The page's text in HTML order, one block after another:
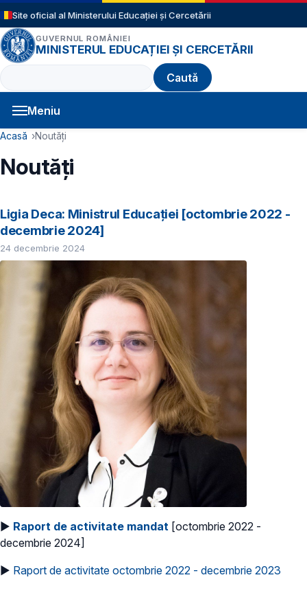
Sari la conținutul principal
Site oficial al Ministerului Educației și Cercetării
GUVERNUL ROMÂNIEI
MINISTERUL EDUCAȚIEI ȘI CERCETĂRII
Caută
Meniu
Navigație principală
Cale de navigare
Acasă Noutăți
Noutăți
Ligia Deca: Ministrul Educației [octombrie 2022 -
decembrie 2024]
24 decembrie 2024
► Raport de activitate mandat [octombrie 2022 -
decembrie 2024]
► Raport de activitate octombrie 2022 - decembrie 2023